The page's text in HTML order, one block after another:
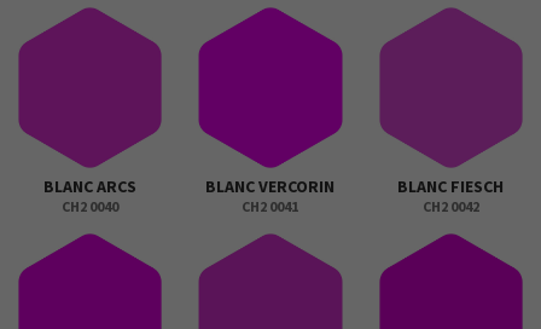
BLANC ARCS
CH2 0040
BLANC VERCORIN
CH2 0041
BLANC FIESCH
CH2 0042